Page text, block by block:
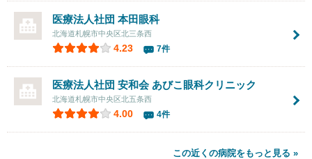
医療法人社団 本田眼科
北海道札幌市中央区北三条西
4.23 7件
医療法人社団 安和会 あびこ眼科クリニック
北海道札幌市中央区北五条西
4.00 4件
この近くの病院をもっと見る »